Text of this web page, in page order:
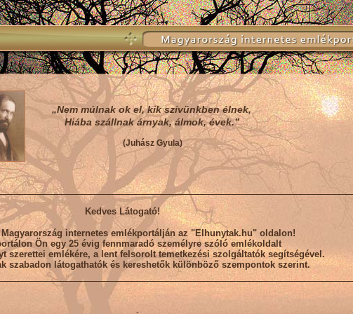
„Nem múlnak ok el, kik szívünkben élnek,
Hiába szállnak árnyak, álmok, évek.”
(Juhász Gyula)
Kedves Látogató!
internetes emlékportálján az "Elhunytak.hu" oldalon!
Ön egy 25 évig fennmaradó személyre szóló emlékoldalt
szerettei emlékére, a lent felsorolt temetkezési szolgáltatók segítségével.
szabadon látogathatók és kereshetők különböző szempontok szerint.